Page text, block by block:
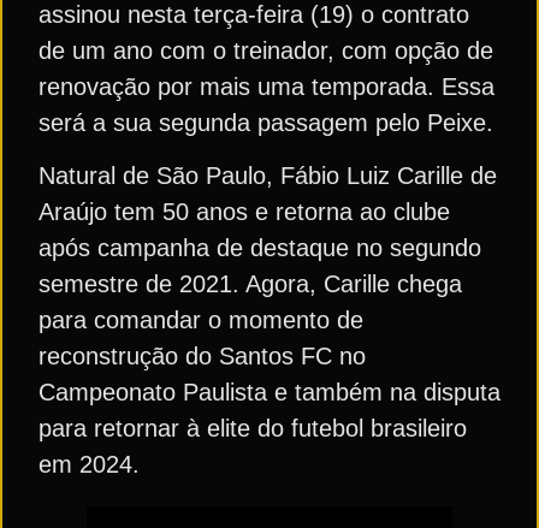
assinou nesta terça-feira (19) o contrato
de um ano com o treinador, com opção de
renovação por mais uma temporada. Essa
será a sua segunda passagem pelo Peixe.
Natural de São Paulo, Fábio Luiz Carille de
Araújo tem 50 anos e retorna ao clube
após campanha de destaque no segundo
semestre de 2021. Agora, Carille chega
para comandar o momento de
reconstrução do Santos FC no
Campeonato Paulista e também na disputa
para retornar à elite do futebol brasileiro
em 2024.